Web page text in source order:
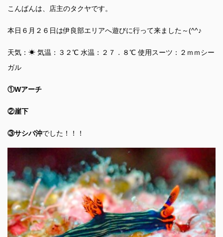
こんばんは、店主のタクヤです。
本日６月２６日は伊良部エリアへ遊びに行って来ました～(^^♪
天気：☀ 気温：３２℃ 水温：２７．８℃ 使用スーツ：２ｍｍシー
ガル
①Wアーチ
②崖下
③サシバ沖でした！！！